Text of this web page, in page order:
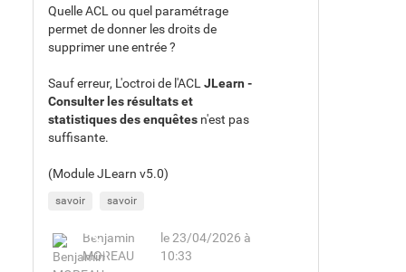
Quelle ACL ou quel paramétrage
permet de donner les droits de
supprimer une entrée ?
Sauf erreur, L'octroi de l'ACL JLearn -
Consulter les résultats et
statistiques des enquêtes n'est pas
suffisante.
(Module JLearn v5.0)
savoir savoir
Benjamin
MOREAU
le 23/04/2026 à
10:33